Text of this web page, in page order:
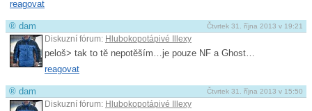
reagovat
Čtvrtek 31. října 2013 v 19:21
® dam
Diskuzní fórum: Hlubokopotápivé Illexy
peloš> tak to tě nepotěším…je pouze NF a Ghost…
reagovat
Čtvrtek 31. října 2013 v 15:50
® dam
Diskuzní fórum: Hlubokopotápivé Illexy